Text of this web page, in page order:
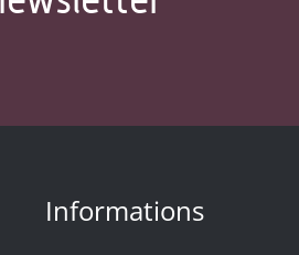
Informations